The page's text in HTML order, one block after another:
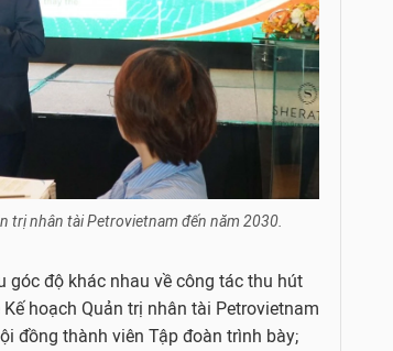
trị nhân tài Petrovietnam đến năm 2030.
góc độ khác nhau về công tác thu hút
hoạch Quản trị nhân tài Petrovietnam
đồng thành viên Tập đoàn trình bày;